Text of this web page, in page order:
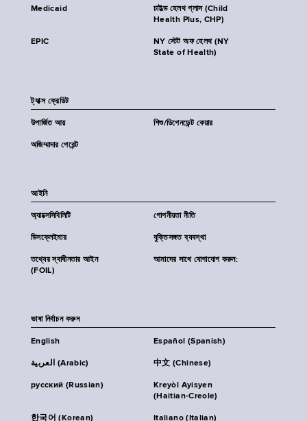
Medicaid
চাইল্ড হেলথ প্লাস (Child
Health Plus, CHP)
EPIC
NY স্টেট অফ হেলথ (NY
State of Health)
ট্যাক্স ক্রেডিট
উপার্জিত আয় শিশু/ডিপেনডেন্ট কেয়ার
অজিম্মাদার পেরেন্ট
আইনি
অ্যাক্সেসিবিলিটি গোপনীয়তা নীতি
ডিসক্লেইমার যুক্তিসঙ্গত ব্যবস্থা
তথ্যের স্বাধীনতার আইন
(FOIL)
আমাদের সাথে যোগাযোগ করুন:
ভাষা নির্বাচন করুন
English Español (Spanish)
العربية (Arabic) 中文 (Chinese)
русский (Russian)
Kreyòl Ayisyen
(Haitian-Creole)
한국어 (Korean) Italiano (Italian)